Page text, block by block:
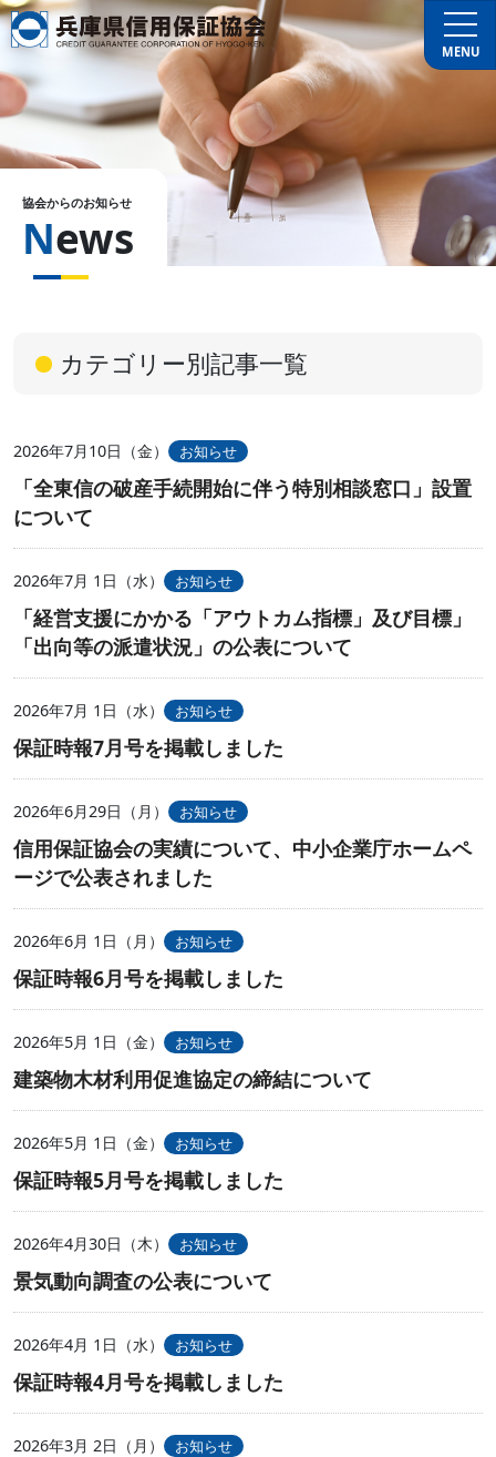
MENU
協会からのお知らせ
News
カテゴリー別記事一覧
2026年7月10日（金） お知らせ
「全東信の破産手続開始に伴う特別相談窓口」設置
について
2026年7月 1日（水） お知らせ
「経営支援にかかる「アウトカム指標」及び目標」
「出向等の派遣状況」の公表について
2026年7月 1日（水） お知らせ
保証時報7月号を掲載しました
2026年6月29日（月） お知らせ
信用保証協会の実績について、中小企業庁ホームペ
ージで公表されました
2026年6月 1日（月） お知らせ
保証時報6月号を掲載しました
2026年5月 1日（金） お知らせ
建築物木材利用促進協定の締結について
2026年5月 1日（金） お知らせ
保証時報5月号を掲載しました
2026年4月30日（木） お知らせ
景気動向調査の公表について
2026年4月 1日（水） お知らせ
保証時報4月号を掲載しました
2026年3月 2日（月） お知らせ